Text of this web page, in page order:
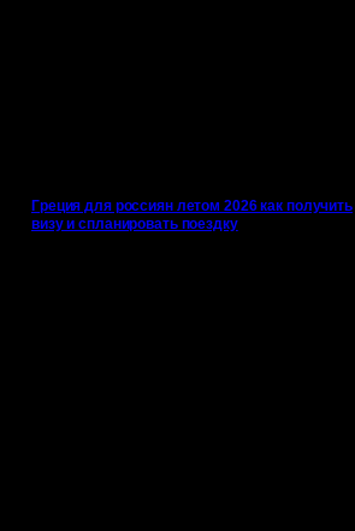
Греция для россиян летом 2026 как получить
визу и спланировать поездку